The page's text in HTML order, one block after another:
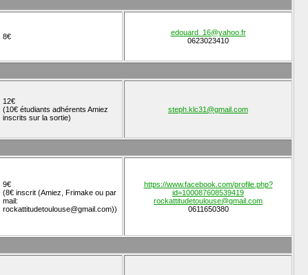
8€
edouard_16@yahoo.fr
0623023410
12€
(10€ étudiants adhérents Amiez
inscrits sur la sortie)
steph.klc31@gmail.com
9€
(8€ inscrit (Amiez, Frimake ou par
mail:
rockattitudetoulouse@gmail.com))
https://www.facebook.com/profile.php?
id=100087608539419
rockattitudetoulouse@gmail.com
0611650380